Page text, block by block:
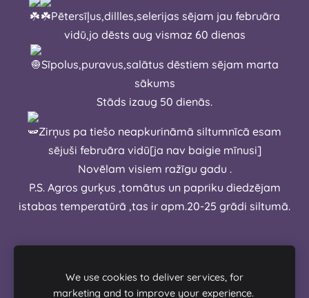
Pētersīļus,dillles,selerijas sējam jau februāra
vidū,jo dēsts aug vismaz 60 dienas
Sīpolus,puravus,salātus dēstiem sējam marta
sākums
Stāds izaug 50 dienās.
Zirņus pa tiešo neapkurināmā siltumnīcā esam
sējuši februāra vidū[ja nav baigie mīnusi]
Novēlam visiem ražīgu gadu .
P.S. Agros gurķus ,tomātus un papriku diedzējam
istabas temperatūrā ,tas ir apm.20-25 grādi siltumā.
We use cookies to deliver services, for
marketing and to improve your experience.